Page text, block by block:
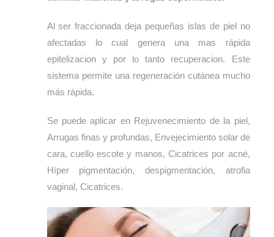
Al ser fraccionada deja pequeñas islas de piel no
afectadas lo cual genera una mas rápida
epitelizacion y por lo tanto recuperacion. Este
sistema permite una regeneración cutánea mucho
más rápida.
Se puede aplicar en Rejuvenecimiento de la piel,
Arrugas finas y profundas, Envejecimiento solar de
cara, cuello escote y manos, Cicatrices por acné,
Híper pigmentación, despigmentación, atrofia
vaginal, Cicatrices.